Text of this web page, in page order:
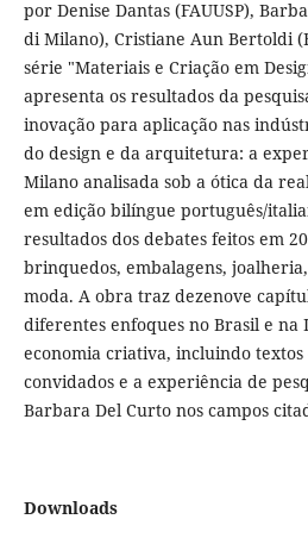
por Denise Dantas (FAUUSP),
di Milano), Cristiane Aun Bertoldi
série "Materiais e Criação em
apresenta os resultados da
inovação para aplicação nas
do design e da arquitetura: a
Milano analisada sob a ótica da
em edição bilíngue português/
resultados dos debates feitos em
brinquedos, embalagens,
moda. A obra traz dezenove
diferentes enfoques no Brasil e na
economia criativa, incluindo textos
convidados e a experiência de
Barbara Del Curto nos campos
Downloads